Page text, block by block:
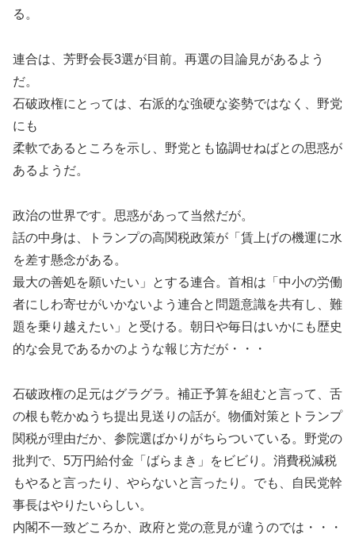
る。
連合は、芳野会長3選が目前。再選の目論見があるよう
だ。
石破政権にとっては、右派的な強硬な姿勢ではなく、野党
にも
柔軟であるところを示し、野党とも協調せねばとの思惑が
あるようだ。
政治の世界です。思惑があって当然だが。
話の中身は、トランプの高関税政策が「賃上げの機運に水
を差す懸念がある。
最大の善処を願いたい」とする連合。首相は「中小の労働
者にしわ寄せがいかないよう連合と問題意識を共有し、難
題を乗り越えたい」と受ける。朝日や毎日はいかにも歴史
的な会見であるかのような報じ方だが・・・
石破政権の足元はグラグラ。補正予算を組むと言って、舌
の根も乾かぬうち提出見送りの話が。物価対策とトランプ
関税が理由だか、参院選ばかりがちらついている。野党の
批判で、5万円給付金「ばらまき」をビビり。消費税減税
もやると言ったり、やらないと言ったり。でも、自民党幹
事長はやりたいらしい。
内閣不一致どころか、政府と党の意見が違うのでは・・・